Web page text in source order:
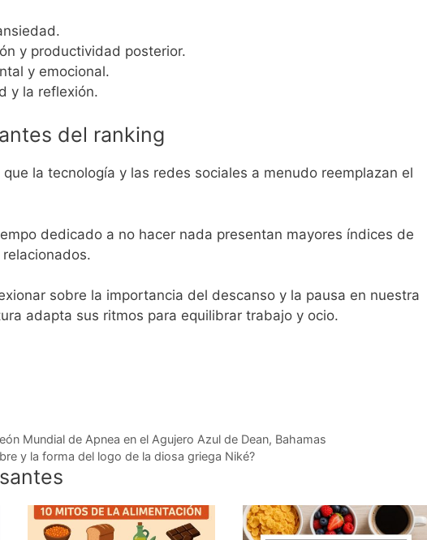
y productividad posterior.
y emocional.
y la reflexión.
del ranking
la tecnología y las redes sociales a menudo reemplazan el
dedicado a no hacer nada presentan mayores índices de
sobre la importancia del descanso y la pausa en nuestra
adapta sus ritmos para equilibrar trabajo y ocio.
Mundial de Apnea en el Agujero Azul de Dean, Bahamas
y la forma del logo de la diosa griega Niké?